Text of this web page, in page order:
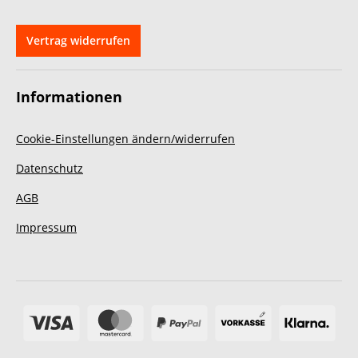
Vertrag widerrufen
Informationen
Cookie-Einstellungen ändern/widerrufen
Datenschutz
AGB
Impressum